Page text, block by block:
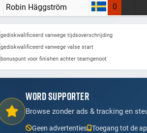
Robin Häggström 0
gediskwalificeerd vanwege tijdsoverschrijding
gediskwalificeerd vanwege valse start
bonuspunt voor finishen achter teamgenoot
WORD SUPPORTER
Browse zonder ads & tracking en
Geen advertenties Toegang tot de